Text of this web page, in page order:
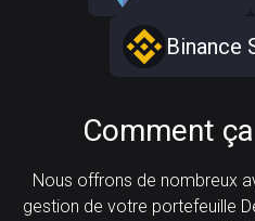
Binance
Comment
Nous offrons de nombreux
gestion de votre portefeuille